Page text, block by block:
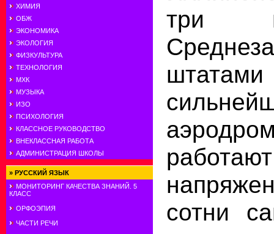
ХИМИЯ
ОБЖ
ЭКОНОМИКА
ЭКОЛОГИЯ
ФИЗКУЛЬТУРА
ТЕХНОЛОГИЯ
МХК
МУЗЫКА
ИЗО
ПСИХОЛОГИЯ
КЛАССНОЕ РУКОВОДСТВО
ВНЕКЛАССНАЯ РАБОТА
АДМИНИСТРАЦИЯ ШКОЛЫ
» РУССКИЙ ЯЗЫК
МОНИТОРИНГ КАЧЕСТВА ЗНАНИЙ. 5
КЛАСС
ОРФОЭПИЯ
ЧАСТИ РЕЧИ
три
штатами
сотни